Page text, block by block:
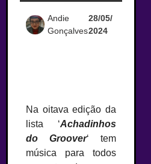
Andie
Gonçalves
28/05/
2024
Na oitava edição da
lista ‘Achadinhos
do Groover‘ tem
música para todos